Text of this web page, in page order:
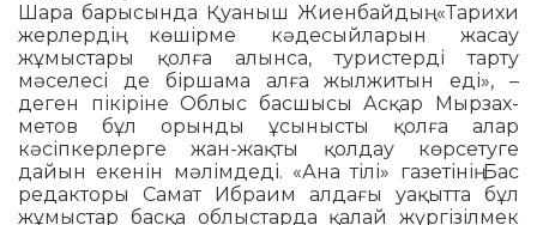
Шара бары­сында Қуаныш Жиенбай­дың: «Та­рихи
жерлердің көшірме кә­де­сыйларын жасау
жұмыстары қолға алынса, туристерді тарту
мәселесі де бір­шама алға жылжитын еді», –
деген пі­­кі­ріне Облыс басшысы Асқар Мыр­­зах­
метов бұл орынды ұсыныс­ты қолға алар
кәсіпкерлерге жан-жақты қол­дау көрсетуге
дайын еке­нін мәлімдеді. «Ана тілі» газе­тінің Бас
редакторы Самат Ибраим алдағы уақытта бұл
жұмыстар басқа облыстарда қалай жүргізілмек